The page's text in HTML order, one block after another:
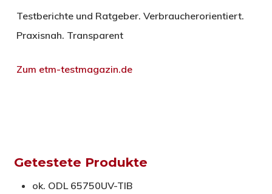
Testberichte und Ratgeber. Verbraucherorientiert.
Praxisnah. Transparent
Zum etm-testmagazin.de
Getestete Produkte
ok. ODL 65750UV-TIB